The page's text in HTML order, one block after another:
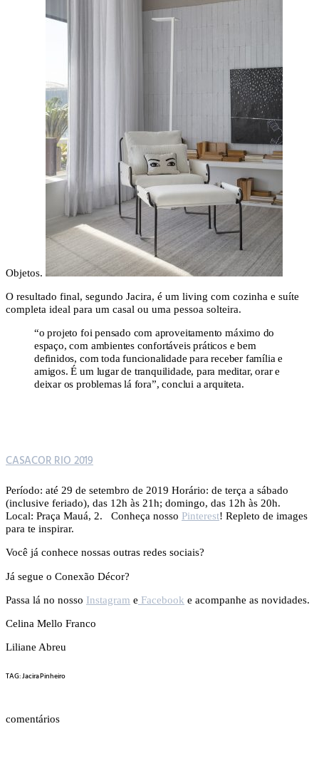
Objetos.
O resultado final, segundo Jacira, é um living com cozinha e suíte
completa ideal para um casal ou uma pessoa solteira.
“o projeto foi pensado com aproveitamento máximo do
espaço, com ambientes confortáveis práticos e bem
definidos, com toda funcionalidade para receber família e
amigos. É um lugar de tranquilidade, para meditar, orar e
deixar os problemas lá fora”, conclui a arquiteta.
CASACOR RIO 2019
Período: até 29 de setembro de 2019 Horário: de terça a sábado
(inclusive feriado), das 12h às 21h; domingo, das 12h às 20h.
Local: Praça Mauá, 2. Conheça nosso Pinterest! Repleto de images
para te inspirar.
Você já conhece nossas outras redes sociais?
Já segue o Conexão Décor?
Passa lá no nosso Instagram e Facebook e acompanhe as novidades.
Celina Mello Franco
Liliane Abreu
TAG: Jacira Pinheiro
comentários